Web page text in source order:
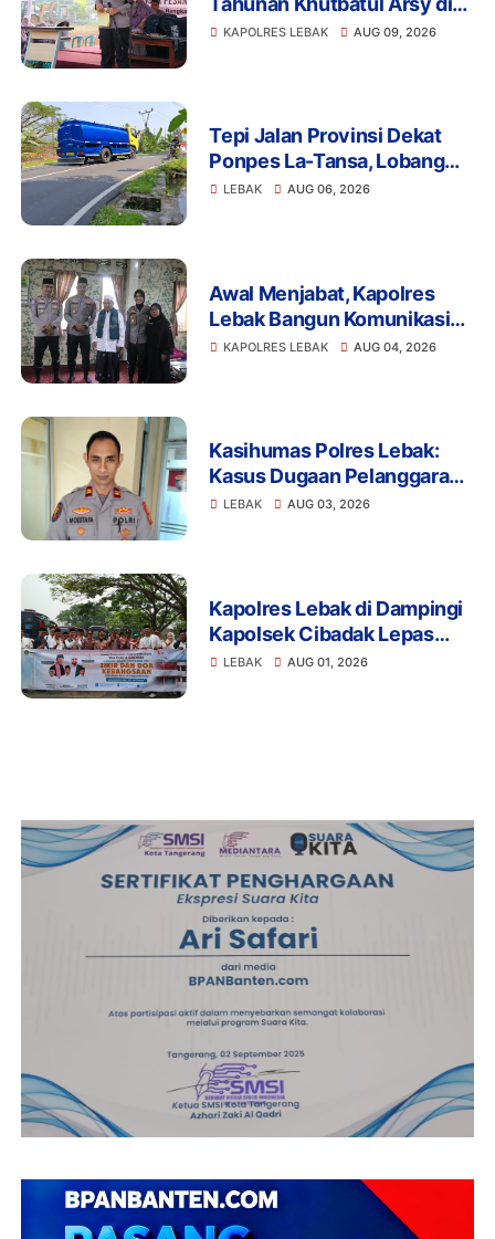
Ponpes Modern Darel Azhar,
KAPOLRES LEBAK AUG 09, 2026
Tepi Jalan Provinsi Dekat
Ponpes La-Tansa, Lobang
Pengambilan Air Ancam
LEBAK AUG 06, 2026
Awal Menjabat, Kapolres
Lebak Bangun Komunikasi
dengan Ulama demi
KAPOLRES LEBAK AUG 04, 2026
Kasihumas Polres Lebak:
Kasus Dugaan Pelanggaran
Disiplin Anggota Polri
LEBAK AUG 03, 2026
Kapolres Lebak di Dampingi
Kapolsek Cibadak Lepas
Pemberangkatan ASN dan
LEBAK AUG 01, 2026